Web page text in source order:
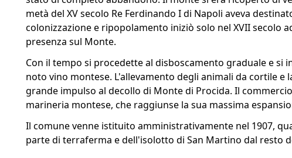
metà del XV secolo Re Ferdinando I di Napoli aveva
colonizzazione e ripopolamento iniziò solo nel XVII secolo
presenza sul Monte.
Con il tempo si procedette al disboscamento graduale e si
noto vino montese. L'allevamento degli animali da cortile
grande impulso al decollo di Monte di Procida. Il
marineria montese, che raggiunse la sua massima
Il comune venne istituito amministrativamente nel 1907,
parte di terraferma e dell'isolotto di San Martino dal resto